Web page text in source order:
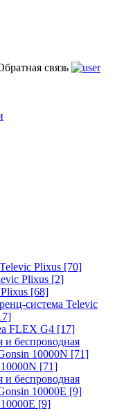
Plixus [70]
Plixus [2]
[68]
система Televic
FLEX G4 [17]
и беспроводная
10000N [71]
[71]
и беспроводная
10000E [9]
[9]